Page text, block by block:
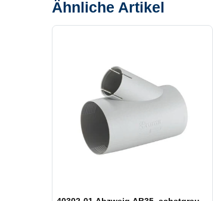
Ähnliche Artikel